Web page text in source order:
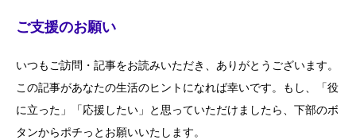
ご支援のお願い
いつもご訪問・記事をお読みいただき、ありがとうございます。
この記事があなたの生活のヒントになれば幸いです。もし、「役
に立った」「応援したい」と思っていただけましたら、下部のボ
タンからポチっとお願いいたします。